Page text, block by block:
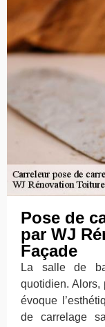
Pose de
par WJ
Façade
La salle de
quotidien. Alors,
évoque
de carrelage